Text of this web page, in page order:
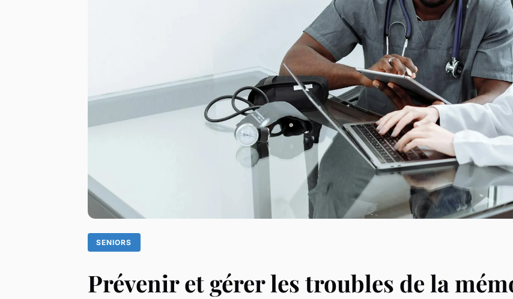
SENIORS
Prévenir et gérer les troubles de la